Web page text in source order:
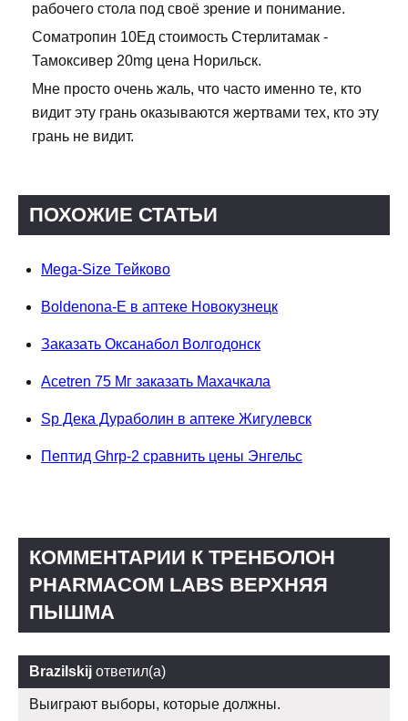
рабочего стола под своё зрение и понимание.
Cоматропин 10Ед стоимость Стерлитамак -
Тамоксивер 20mg цена Норильск.
Мне просто очень жаль, что часто именно те, кто
видит эту грань оказываются жертвами тех, кто эту
грань не видит.
ПОХОЖИЕ СТАТЬИ
Mega-Size Тейково
Boldenona-E в аптеке Новокузнецк
Заказать Оксанабол Волгодонск
Acetren 75 Мг заказать Махачкала
Sp Дека Дураболин в аптеке Жигулевск
Пептид Ghrp-2 сравнить цены Энгельс
КОММЕНТАРИИ К ТРЕНБОЛОН
PHARMACOM LABS ВЕРХНЯЯ
ПЫШМА
Brazilskij ответил(а)
Выиграют выборы, которые должны.